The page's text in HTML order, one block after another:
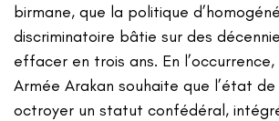
birmane, que la politique
discriminatoire bâtie sur des
effacer en trois ans. En
Armée Arakan souhaite que l’état de
octroyer un statut confédéral,